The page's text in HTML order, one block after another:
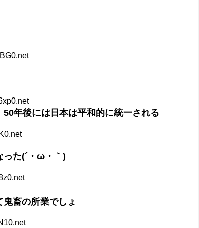
年後には日本は平和的に統一される
った(´・ω・｀)
畜の所業でしょ